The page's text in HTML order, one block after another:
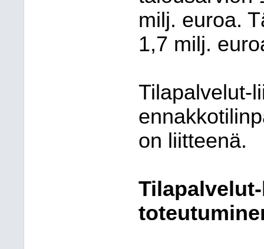
milj. euroa.
1,7 milj.
Tilapalvelut-
on liitteenä.